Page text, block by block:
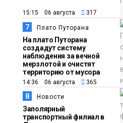
15:15 06 августа 317
7 Плато Путорана
На плато Путорана
создадут систему
наблюдения за вечной
мерзлотой и очистят
территорию от мусора
14:36 06 августа 365
8 Новости
Заполярный
транспортный филиал в